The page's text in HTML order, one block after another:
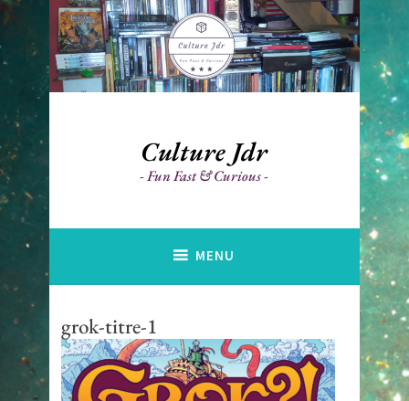
Accéder
au
contenu
principal
Culture Jdr
Fun Fast & Curious
MENU
grok-titre-1